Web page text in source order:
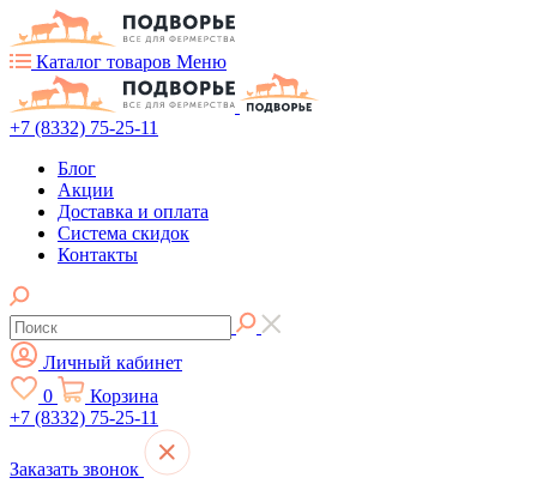
Каталог товаров Меню
+7 (8332) 75-25-11
Блог
Акции
Доставка и оплата
Система скидок
Контакты
Личный кабинет
0
Корзина
+7 (8332) 75-25-11
Заказать звонок